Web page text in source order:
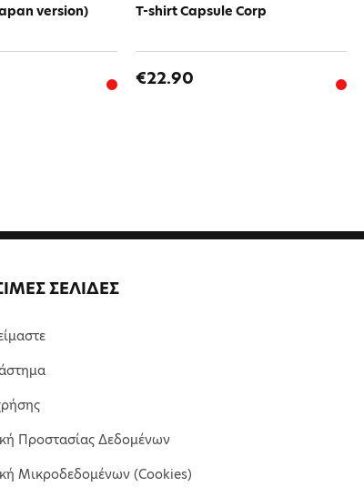
version) T-shirt Capsule Corp
€22.90
ΣΕΛΙΔΕΣ
Προστασίας Δεδομένων
Μικροδεδομένων (Cookies)